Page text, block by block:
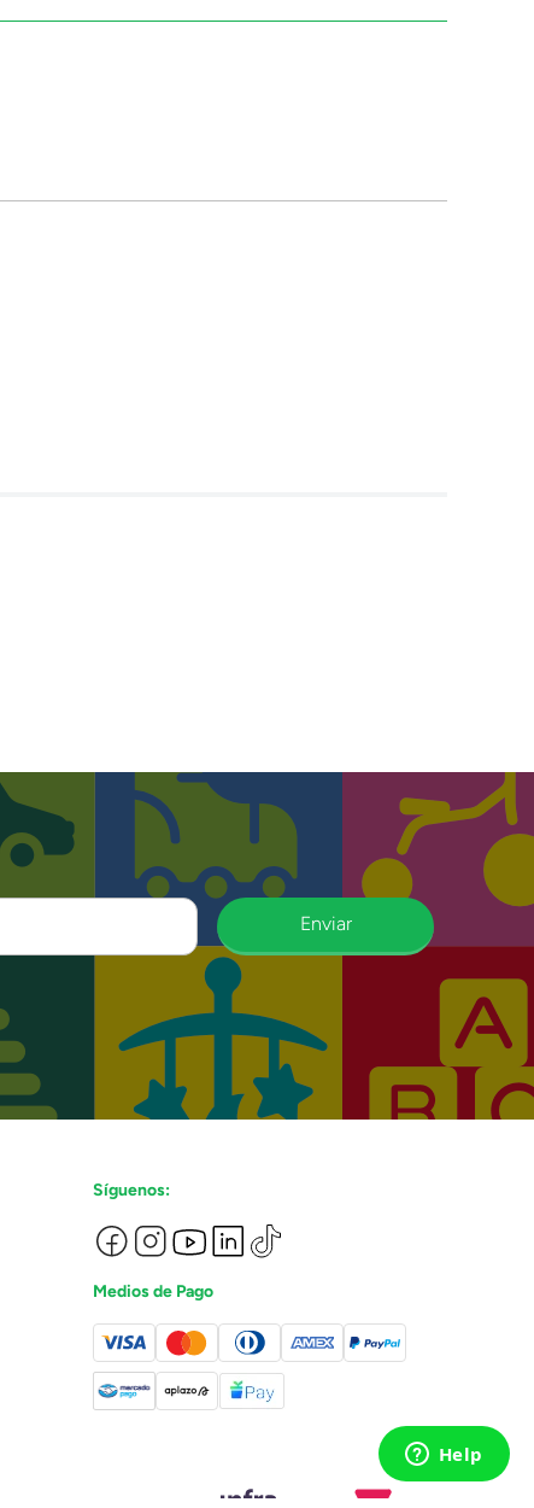
Enviar
Síguenos:
Medios de Pago